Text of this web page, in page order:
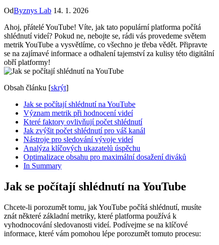
OdByznys Lab 14. 1. 2026
Ahoj, přátelé YouTube! Víte, jak tato populární platforma počítá
shlédnutí videí? Pokud ne, nebojte se, rádi vás provedeme světem
metrik YouTube a vysvětlíme, co všechno je třeba vědět. Připravte
se na zajímavé informace a odhalení tajemství za kulisy této digitální
obří platformy!
Obsah článku [skrýt]
Jak se počítají shlédnutí na YouTube
Význam metrik při hodnocení videí
Které faktory ovlivňují počet shlédnutí
Jak zvýšit počet shlédnutí pro váš kanál
Nástroje pro sledování vývoje videí
Analýza klíčových ukazatelů úspěchu
Optimalizace obsahu pro maximální dosažení diváků
In Summary
Jak se počítají shlédnutí na YouTube
Chcete-li porozumět tomu, jak YouTube počítá shlédnutí, musíte
znát některé základní metriky, které platforma používá k
vyhodnocování sledovanosti videí. Podívejme se na klíčové
informace, které vám pomohou lépe porozumět tomuto procesu: